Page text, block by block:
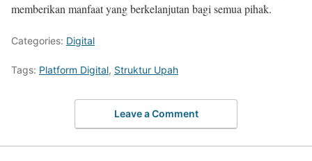
memberikan manfaat yang berkelanjutan bagi semua pihak.
Categories: Digital
Tags: Platform Digital, Struktur Upah
Leave a Comment